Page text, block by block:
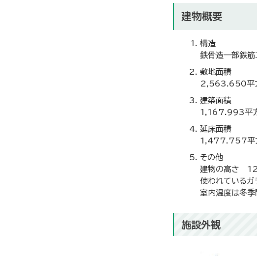
建物概要
構造
鉄骨造一部鉄筋
敷地面積
2,563.650平
建築面積
1,167.993平方
延床面積
1,477.757平方
その他
建物の高さ
使われているガ
室内温度は冬季
施設外観